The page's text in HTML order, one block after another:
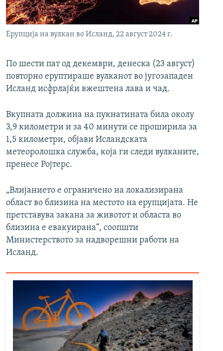
РСЕ веб страници
Ерупција на вулкан во Исланд, 22 август 2024 г.
По шести пат од декември, денеска (23 август)
повторно еруптираше вулканот во југозападен
Исланд исфрлајќи вжештена лава и чад.
Вкупната должина на пукнатината била околу
3,9 километри и за 40 минути се проширила за
1,5 километри, објави Исландската
метеоролошка служба, која ги следи вулканите,
пренесе Ројтерс.
„Влијанието е ограничено на локализирана
област во близина на местото на ерупцијата. Не
претставува закана за животот и областа во
близина е евакуирана“, соопшти
Министерството за надворешни работи на
Исланд.